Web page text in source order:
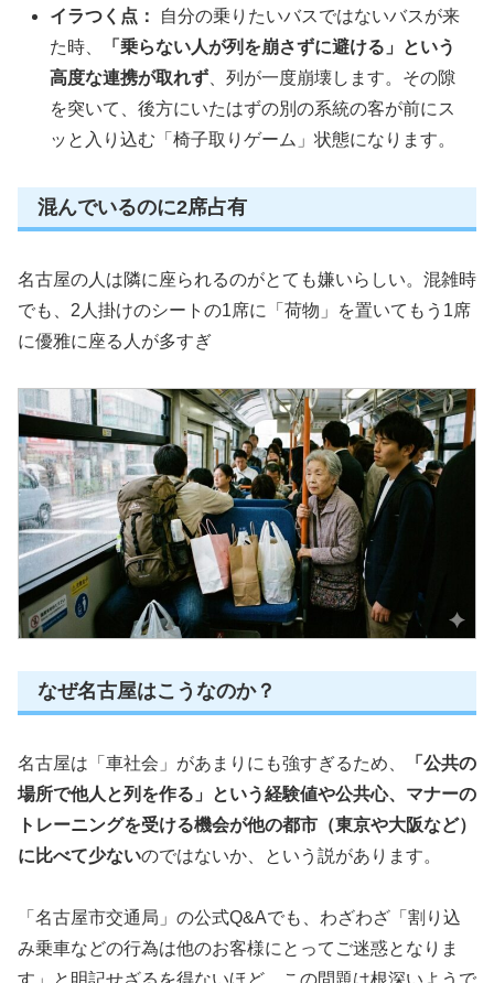
イラつく点：
自分の乗りたいバスではないバスが来
た時、
「乗らない人が列を崩さずに避ける」という
高度な連携が取れず 、列が一度崩壊します。その隙
を突いて、後方にいたはずの別の系統の客が前にス
ッと入り込む「椅子取りゲーム」状態になります。
混んでいるのに2席占有
名古屋の人は隣に座られるのがとても嫌いらしい。混雑時
でも、2人掛けのシートの1席に「荷物」を置いてもう1席
に優雅に座る人が多すぎ
なぜ名古屋はこうなのか？
名古屋は「車社会」があまりにも強すぎるため、
「公共の
場所で他人と列を作る」という経験値や公共心、マナーの
トレーニングを受ける機会が他の都市（東京や大阪など）
に比べて少ないのではないか、という説があります。
「名古屋市交通局」の公式Q&Aでも、わざわざ「割り込
み乗車などの行為は他のお客様にとってご迷惑となりま